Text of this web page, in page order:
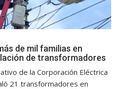
de mil familias en
de transformadores
de la Corporación Eléctrica
21 transformadores en